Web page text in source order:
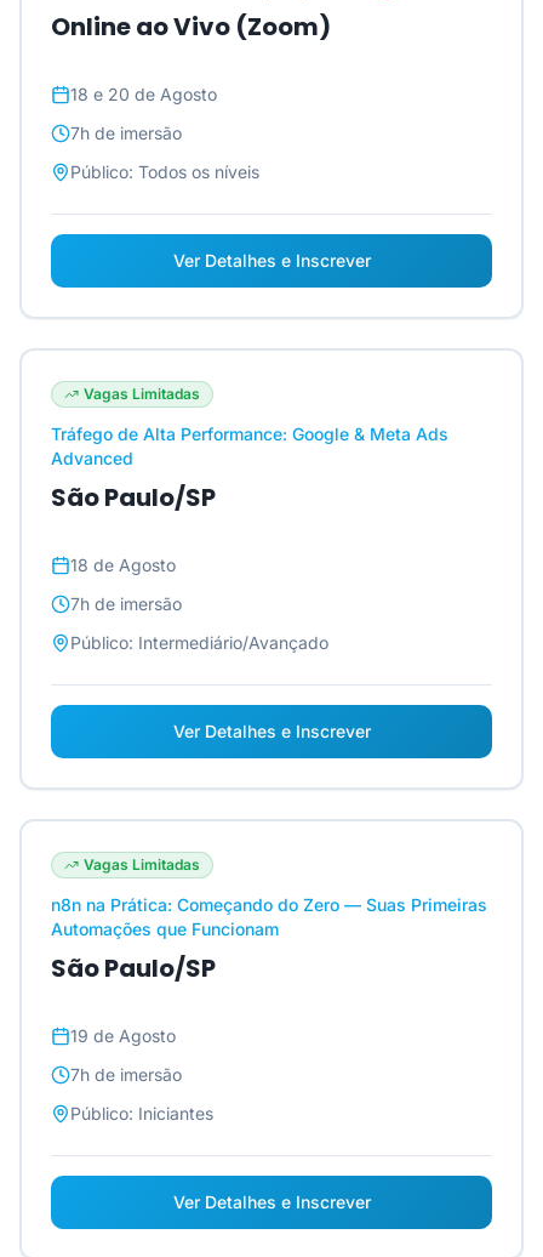
Online ao Vivo (Zoom)
18 e 20 de Agosto
7h de imersão
Público: Todos os níveis
Ver Detalhes e Inscrever
Vagas Limitadas
Tráfego de Alta Performance: Google & Meta Ads
Advanced
São Paulo/SP
18 de Agosto
7h de imersão
Público: Intermediário/Avançado
Ver Detalhes e Inscrever
Vagas Limitadas
n8n na Prática: Começando do Zero — Suas Primeiras
Automações que Funcionam
São Paulo/SP
19 de Agosto
7h de imersão
Público: Iniciantes
Ver Detalhes e Inscrever